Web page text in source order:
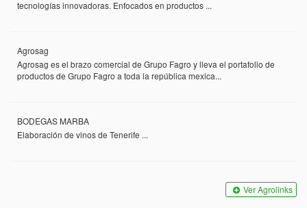
tecnologías innovadoras. Enfocados en productos ...
Agrosag
Agrosag es el brazo comercial de Grupo Fagro y lleva el portafolio de
productos de Grupo Fagro a toda la república mexica...
BODEGAS MARBA
Elaboración de vinos de Tenerife ...
Ver Agrolinks